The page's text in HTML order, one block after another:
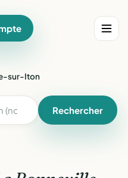
sur-Iton
Rechercher